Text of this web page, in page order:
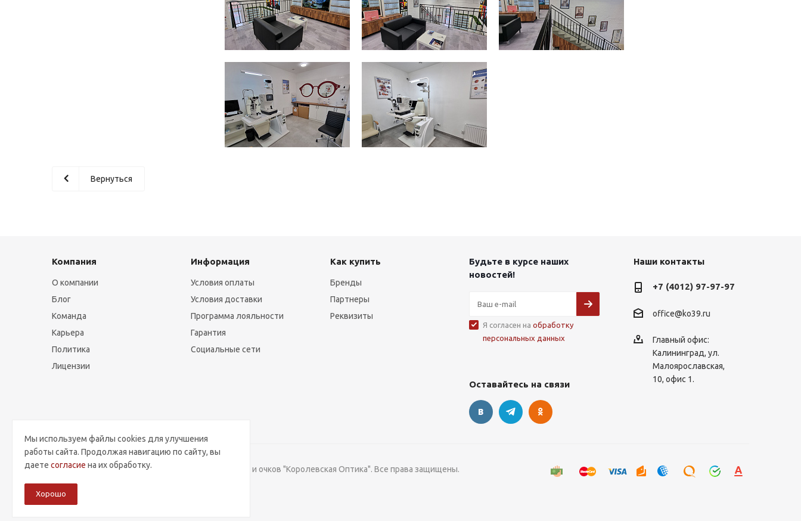
Вернуться
Компания
О компании
Блог
Команда
Карьера
Политика
Лицензии
Информация
Условия оплаты
Условия доставки
Программа лояльности
Гарантия
Социальные сети
Как купить
Бренды
Партнеры
Реквизиты
Будьте в курсе наших
новостей!
Я согласен на обработку
персональных данных
Оставайтесь на связи
Наши контакты
+7 (4012) 97-97-97
office@ko39.ru
Главный офис:
Калининград, ул.
Малоярославская,
10, офис 1.
2026 © Интернет-магазин контактных линз, оправ и очков "Королевская Оптика". Все права защищены.
Политика обработки Персональных данных
Мы используем файлы cookies для улучшения
работы сайта. Продолжая навигацию по сайту, вы
даете согласие на их обработку.
Хорошо